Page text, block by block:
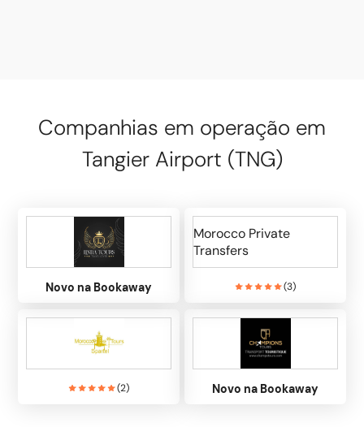
Companhias em operação em
Tangier Airport (TNG)
Novo na Bookaway
Morocco Private
Transfers
(3)
(2) Novo na Bookaway